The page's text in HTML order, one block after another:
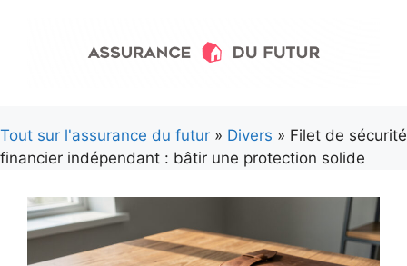
Tout sur l'assurance du futur » Divers » Filet de sécurité
financier indépendant : bâtir une protection solide